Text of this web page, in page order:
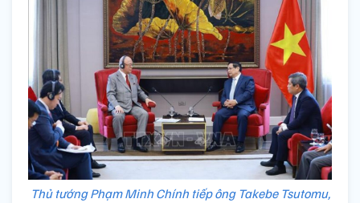
Thủ tướng Phạm Minh Chính tiếp ông Takebe Tsutomu,